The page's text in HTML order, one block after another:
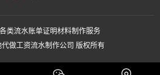
类流水账单证明材料制作服务
做工资流水制作公司 版权所有